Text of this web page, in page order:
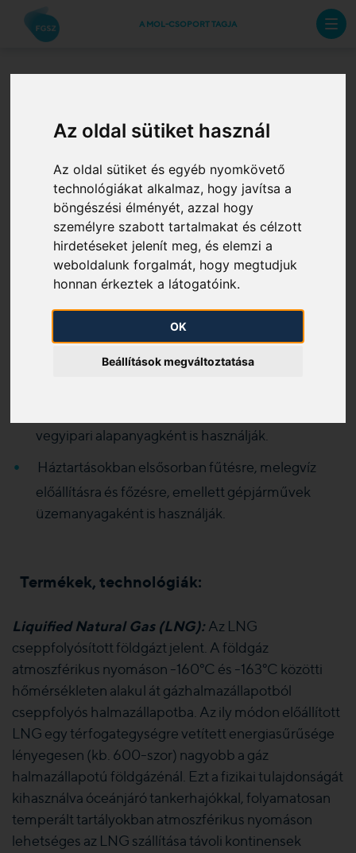
Az oldal sütiket használ
Az oldal sütiket és egyéb nyomkövető
technológiákat alkalmaz, hogy javítsa a
böngészési élményét, azzal hogy
személyre szabott tartalmakat és célzott
hirdetéseket jelenít meg, és elemzi a
weboldalunk forgalmát, hogy megtudjuk
honnan érkeztek a látogatóink.
OK
Beállítások megváltoztatása
A MOL-CSOPORT TAGJA
technológiák
Felhasználása:
A földgáz a legszélesebb körben hasznosított
hagyományos tüzelőanyag, alapvetően hőenergia
Erőművi felhasználásának fő célja villamos
energia előállítás.
vegyipari alapanyagként is használják.
Háztartásokban elsősorban fűtésre, melegvíz
előállításra és főzésre, emellett gépjárművek
üzemanyagaként is használják.
Termékek, technológiák:
Liquified Natural Gas (LNG):Az LNG
cseppfolyósított földgázt jelent. A földgáz
atmoszférikus nyomáson -160°C és -163°C közötti
hőmérsékleten alakul át gázhalmazállapotból
cseppfolyós halmazállapotba. Az ily módon előállított
LNG egy térfogategységre vetített energiasűrűsége
lényegesen (kb. 600-szor) nagyobb a gáz
halmazállapotú földgázénál. Ezt a fizikai tulajdonságát
kihasználva óceánjáró tankerhajókkal, folyamatosan
temperált tartályokban atmoszférikus nyomáson
lehetséges az LNG szállítása távoli kontinensek